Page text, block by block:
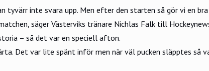
inte svara upp. Men efter den starten så gör vi en
säger Västerviks tränare Nichlas Falk till
– så det var en speciell afton.
Det var lite spänt inför men när väl pucken släpptes så